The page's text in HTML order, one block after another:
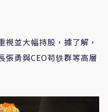
並大幅持股，據了解，
張勇與CEO苟轶群等高層